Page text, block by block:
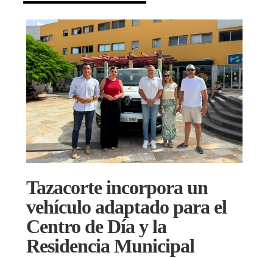
Tazacorte incorpora un
vehículo adaptado para el
Centro de Día y la
Residencia Municipal